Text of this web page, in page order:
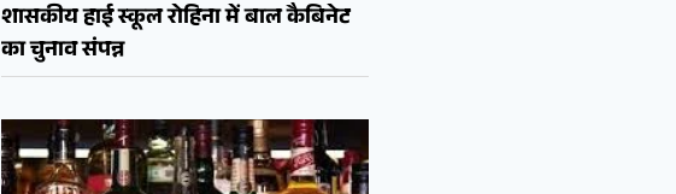
शासकीय हाई स्कूल रोहिना में बाल कैबिनेट
का चुनाव संपन्न